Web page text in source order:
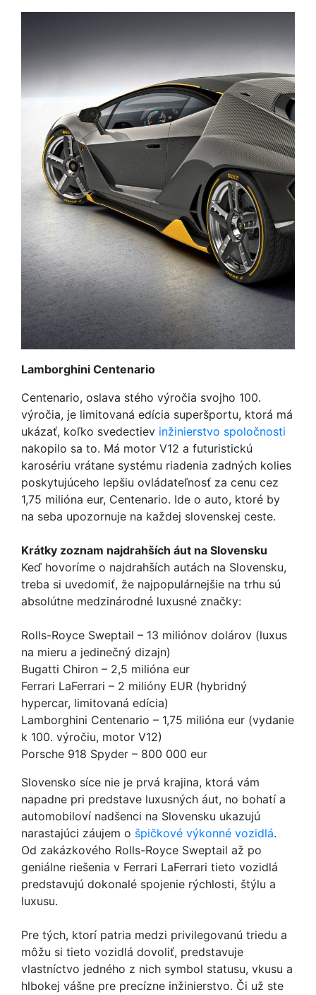
Lamborghini Centenario
Centenario, oslava stého výročia svojho 100.
výročia, je limitovaná edícia superšportu, ktorá má
ukázať, koľko svedectiev inžinierstvo spoločnosti
nakopilo sa to. Má motor V12 a futuristickú
karosériu vrátane systému riadenia zadných kolies
poskytujúceho lepšiu ovládateľnosť za cenu cez
1,75 milióna eur, Centenario. Ide o auto, ktoré by
na seba upozornuje na každej slovenskej ceste.
Krátky zoznam najdrahších áut na Slovensku
Keď hovoríme o najdrahších autách na Slovensku,
treba si uvedomiť, že najpopulárnejšie na trhu sú
absolútne medzinárodné luxusné značky:
Rolls-Royce Sweptail – 13 miliónov dolárov (luxus
na mieru a jedinečný dizajn)
Bugatti Chiron – 2,5 milióna eur
Ferrari LaFerrari – 2 milióny EUR (hybridný
hypercar, limitovaná edícia)
Lamborghini Centenario – 1,75 milióna eur (vydanie
k 100. výročiu, motor V12)
Porsche 918 Spyder – 800 000 eur
Slovensko síce nie je prvá krajina, ktorá vám
napadne pri predstave luxusných áut, no bohatí a
automobiloví nadšenci na Slovensku ukazujú
narastajúci záujem o špičkové výkonné vozidlá.
Od zakázkového Rolls-Royce Sweptail až po
geniálne riešenia v Ferrari LaFerrari tieto vozidlá
predstavujú dokonalé spojenie rýchlosti, štýlu a
luxusu.
Pre tých, ktorí patria medzi privilegovanú triedu a
môžu si tieto vozidlá dovoliť, predstavuje
vlastníctvo jedného z nich symbol statusu, vkusu a
hlbokej vášne pre precízne inžinierstvo. Či už ste